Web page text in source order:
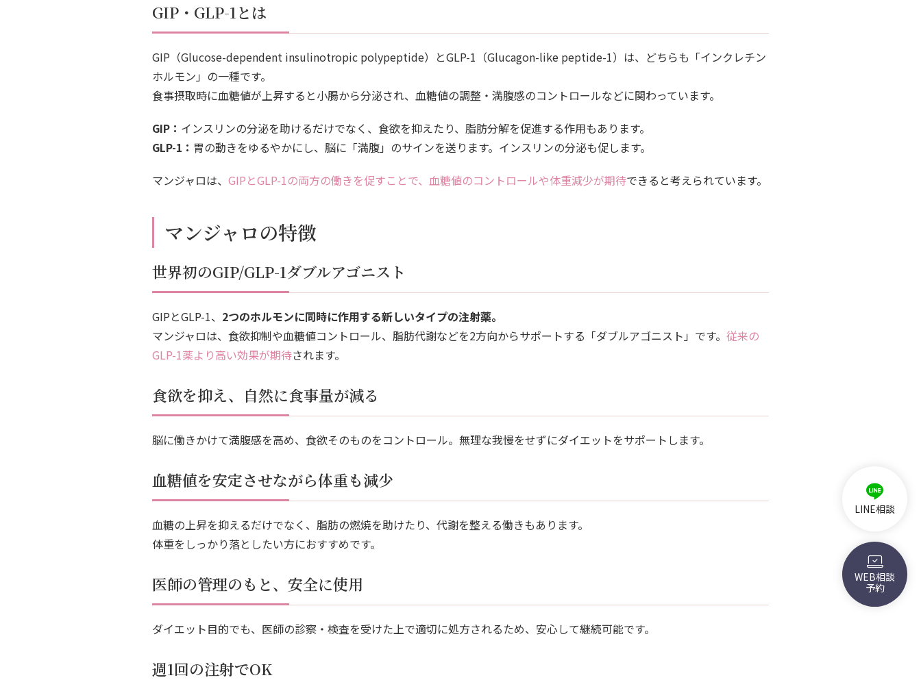
GIP・GLP-1とは
GIP（Glucose-dependent insulinotropic polypeptide）とGLP-1（Glucagon-like peptide-1）は、どちらも「インクレチン
ホルモン」の一種です。
食事摂取時に血糖値が上昇すると小腸から分泌され、血糖値の調整・満腹感のコントロールなどに関わっています。
GIP： インスリンの分泌を助けるだけでなく、食欲を抑えたり、脂肪分解を促進する作用もあります。
GLP-1： 胃の動きをゆるやかにし、脳に「満腹」のサインを送ります。インスリンの分泌も促します。
マンジャロは、 GIPとGLP-1の両方の働きを促すことで、血糖値のコントロールや体重減少が期待できると考えられています。
マンジャロの特徴
世界初のGIP/GLP-1ダブルアゴニスト
GIPとGLP-1、 2つのホルモンに同時に作用する新しいタイプの注射薬。
マンジャロは、食欲抑制や血糖値コントロール、脂肪代謝などを2方向からサポートする「ダブルアゴニスト」です。 従来の
GLP-1薬より高い効果が期待されます。
食欲を抑え、自然に食事量が減る
脳に働きかけて満腹感を高め、食欲そのものをコントロール。無理な我慢をせずにダイエットをサポートします。
血糖値を安定させながら体重も減少
血糖の上昇を抑えるだけでなく、脂肪の燃焼を助けたり、代謝を整える働きもあります。
体重をしっかり落としたい方におすすめです。
医師の管理のもと、安全に使用
ダイエット目的でも、医師の診察・検査を受けた上で適切に処方されるため、安心して継続可能です。
週1回の注射でOK
LINE相談
WEB相談
予約